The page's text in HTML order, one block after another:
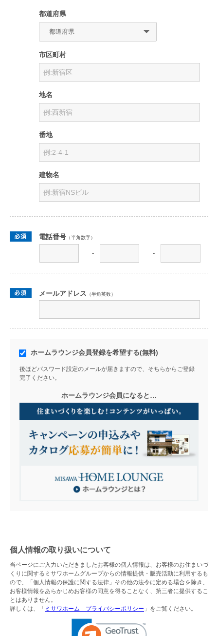
都道府県
市区町村
地名
番地
建物名
電話番号 （半角数字）
- -
メールアドレス （半角英数）
ホームラウンジ会員登録を希望する(無料)
後ほどパスワード設定のメールが届きますので、そちらからご登録
完了ください。
ホームラウンジ会員になると…
個人情報の取り扱いについて
当ページにご入力いただきましたお客様の個人情報は、お客様のお住まいづ
くりに関するミサワホームグループからの情報提供・販売活動に利用するも
ので、「個人情報の保護に関する法律」その他の法令に定める場合を除き、
お客様情報をあらかじめお客様の同意を得ることなく、第三者に提供するこ
とはありません。
詳しくは、「 ミサワホーム プライバシーポリシー 」をご覧ください。